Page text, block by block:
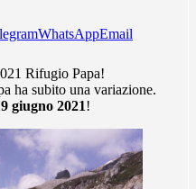
WhatsAppEmail
Rifugio Papa!
ha subito una variazione.
giugno 2021!